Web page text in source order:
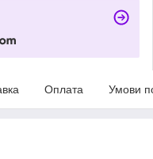
Оплата Умови